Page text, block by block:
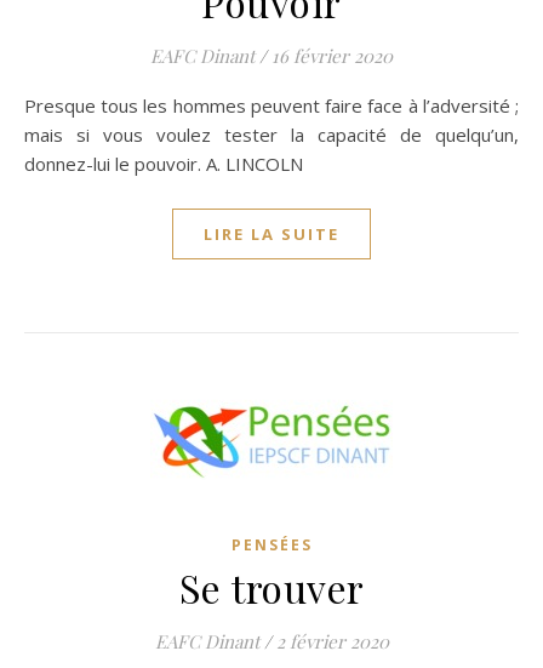
EAFC Dinant / 16 février 2020
Presque tous les hommes peuvent faire face à l’adversité ;
mais si vous voulez tester la capacité de quelqu’un,
donnez-lui le pouvoir. A. LINCOLN
LIRE LA SUITE
PENSÉES
Se trouver
EAFC Dinant / 2 février 2020